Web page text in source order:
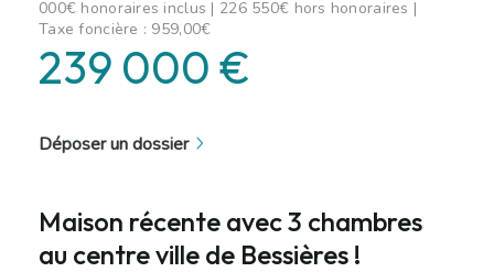
000€ honoraires inclus | 226 550€ hors honoraires |
Taxe foncière : 959,00€
239 000 €
Déposer un dossier
Maison récente avec 3 chambres
au centre ville de Bessières !